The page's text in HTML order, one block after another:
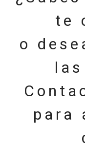
te
o
para